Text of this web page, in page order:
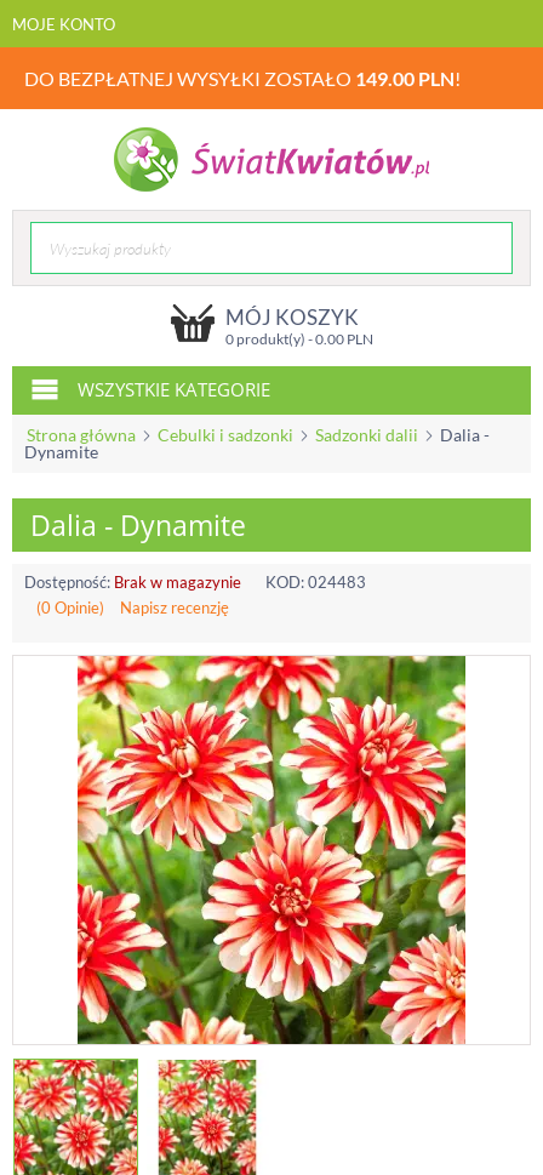
MOJE KONTO
DO BEZPŁATNEJ WYSYŁKI ZOSTAŁO 149.00 PLN!
MÓJ KOSZYK
0 produkt(y) -0.00PLN
WSZYSTKIE KATEGORIE
Strona główna Cebulki i sadzonki Sadzonki dalii
Dalia -
Dynamite
Dalia - Dynamite
Dostępność: Brak w magazynie KOD:024483
(0 Opinie)
Napisz recenzję